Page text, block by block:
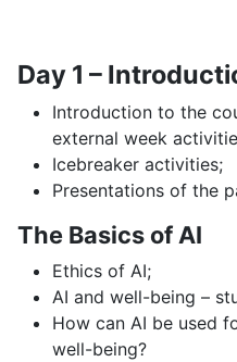
Day 1 –
Introduction to the
external week
Icebreaker activities;
Presentations of the
The Basics of AI
Ethics of AI;
AI and well-being –
How can AI be used
well-being?